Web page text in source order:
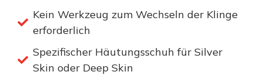
Kein Werkzeug zum Wechseln der Klinge
erforderlich
Spezifischer Häutungsschuh für Silver
Skin oder Deep Skin